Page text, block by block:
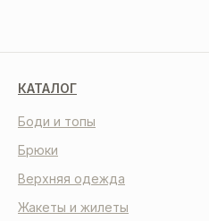
КАТАЛОГ
Боди и топы
Брюки
Жакеты и жилеты
Верхняя одежда